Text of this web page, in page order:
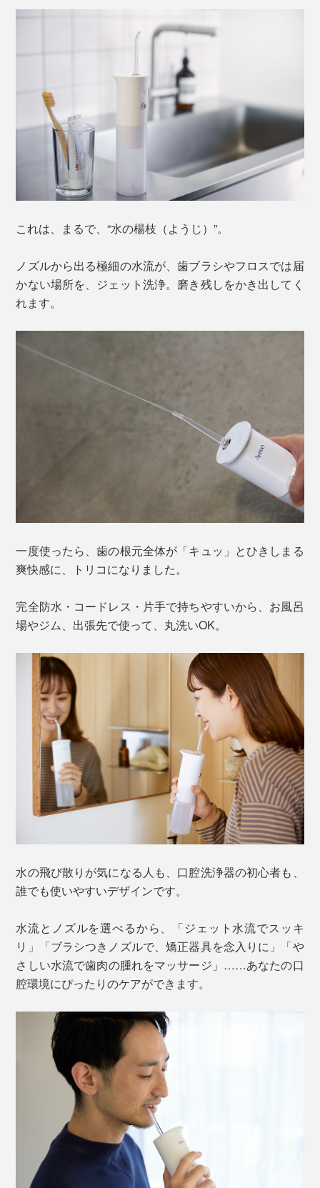
これは、まるで、“水の楊枝（ようじ）”。
ノズルから出る極細の水流が、歯ブラシやフロスでは届
かない場所を、ジェット洗浄。磨き残しをかき出してく
れます。
一度使ったら、歯の根元全体が「キュッ」とひきしまる
爽快感に、トリコになりました。
完全防水・コードレス・片手で持ちやすいから、お風呂
場やジム、出張先で使って、丸洗いOK。
水の飛び散りが気になる人も、口腔洗浄器の初心者も、
誰でも使いやすいデザインです。
水流とノズルを選べるから、「ジェット水流でスッキ
リ」「ブラシつきノズルで、矯正器具を念入りに」「や
さしい水流で歯肉の腫れをマッサージ」……あなたの口
腔環境にぴったりのケアができます。